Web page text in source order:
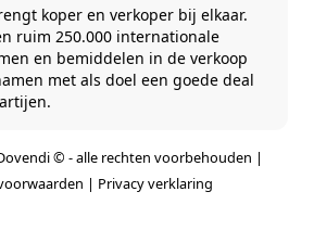
koper en verkoper bij elkaar.
ruim 250.000 internationale
en bemiddelen in de verkoop
met als doel een goede deal
© - alle rechten voorbehouden |
| Privacy verklaring